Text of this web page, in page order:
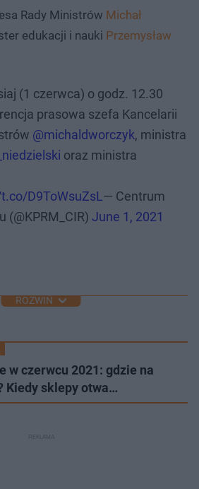
Rady Ministrów Michał
edukacji i nauki Przemysław
(1 czerwca) o godz. 12.30
prasowa szefa Kancelarii
@michaldworczyk, ministra
oraz ministra
D9ToWsuZsL— Centrum
(@KPRM_CIR) June 1, 2021
ROZWIŃ
w czerwcu 2021: gdzie na
Kiedy sklepy otwa…